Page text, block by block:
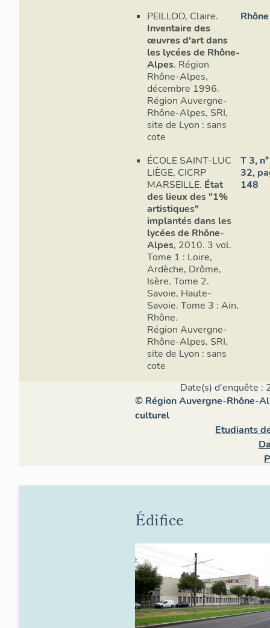
PEILLOD, Claire.
Inventaire des
œuvres d'art dans
les lycées de Rhône-
Alpes. Région
Rhône-Alpes,
décembre 1996.
Région Auvergne-
Rhône-Alpes, SRI,
site de Lyon : sans
cote
Rhône
ÉCOLE SAINT-LUC
LIÈGE, CICRP
MARSEILLE. État
des lieux des "1%
artistiques"
implantés dans les
lycées de Rhône-
Alpes, 2010. 3 vol.
Tome 1 : Loire,
Ardèche, Drôme,
Isère. Tome 2.
Savoie, Haute-
Savoie. Tome 3 : Ain,
Rhône.
Région Auvergne-
Rhône-Alpes, SRI,
site de Lyon : sans
cote
T 3, n°
32,
148
Date(s) d'enquête :
© Région Auvergne-Rhône-
culturel
Etudiants
Édifice